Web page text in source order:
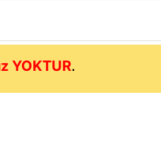
YOKTUR.